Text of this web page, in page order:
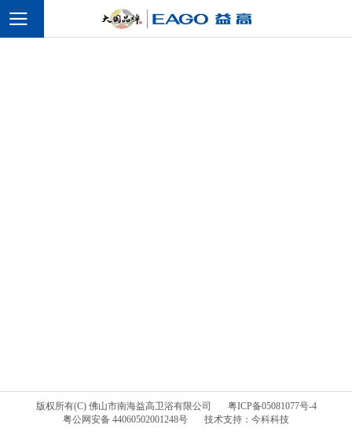
版权所有(C) 佛山市南海益高卫浴有限公司
粤ICP备05081077号-4
粤公网安备 44060502001248号
技术支持：今科科技